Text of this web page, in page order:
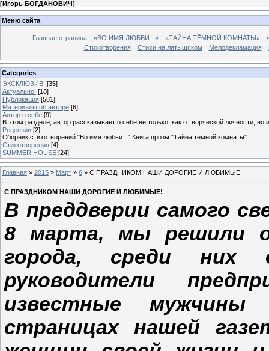
[Игорь БОГДАНОВИЧ]
Меню сайта
Главная страница «ВО ИМЯ ЛЮБВИ...» «ТАЙНА ТЁМНОЙ КОМНАТЫ»
Стихотворения
Стихи на латышском Мелодекламация
Categories
ЭКСКЛЮЗИВ! [35]
Актуально! [18]
Публикация [581]
Материалы об авторе [6]
Автор о себе [9]
В этом разделе, автор рассказывает о себе не только, как о творческой личности,
Рецензии [2]
Сборник стихотворений "Во имя любви..." Книга прозы "Тайна тёмной комнаты"
Стихотворения [4]
SUMMER HOUSE [24]
Главная » 2015 » Март » 6 » С ПРАЗДНИКОМ НАШИ ДОРОГИЕ И ЛЮБИМЫЕ!
С ПРАЗДНИКОМ НАШИ ДОРОГИЕ И ЛЮБИМЫЕ!
В преддверии самого
8 марта, мы решили
города, среди них
руководители
известные
страницах нашей